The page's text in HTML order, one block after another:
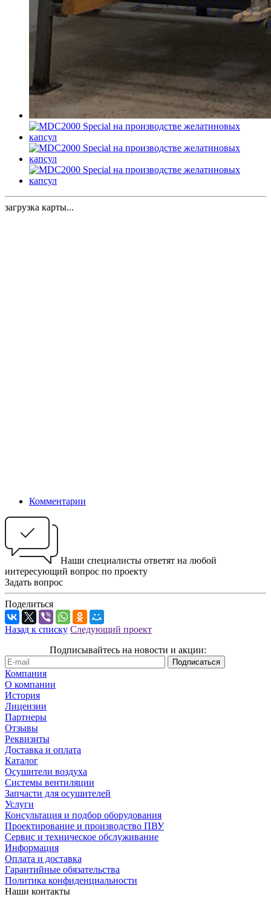
загрузка карты...
Комментарии
Наши специалисты ответят на любой
интересующий вопрос по проекту
Задать вопрос
Поделиться
Назад к списку Следующий проект
Подписывайтесь на новости и акции:
Компания
О компании
История
Лицензии
Партнеры
Отзывы
Реквизиты
Доставка и оплата
Каталог
Осушители воздуха
Системы вентиляции
Запчасти для осушителей
Услуги
Консультация и подбор оборудования
Проектирование и производство ПВУ
Сервис и техническое обслуживание
Информация
Оплата и доставка
Гарантийные обязательства
Политика конфиденциальности
Наши контакты